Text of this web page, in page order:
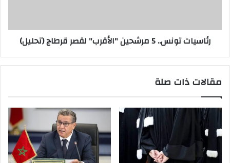
رئاسيات تونس.. 5 مرشحين "الأقرب" لقصر قرطاج (تحليل)
مقالات ذات صلة